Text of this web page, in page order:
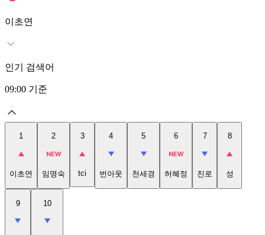
이초연
인기 검색어
09:00 기준
1
이초연
2
임명숙
3
tci
4
번아웃
5
천세경
6
허혜정
7
진로
8
성
9 10